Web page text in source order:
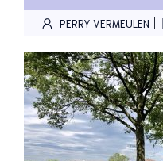
PERRY VERMEULEN |